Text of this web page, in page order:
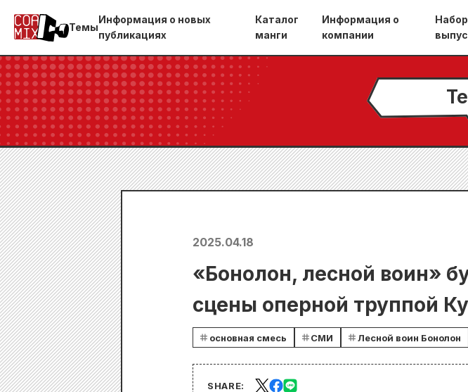
Темы
Информация о новых
публикациях
Каталог
манги
Информация о
компании
Набор
2025.04.18
«Бонолон, лесной воин»
сцены оперной труппой
основная смесь СМИ Лесной воин Бонолон
SHARE: